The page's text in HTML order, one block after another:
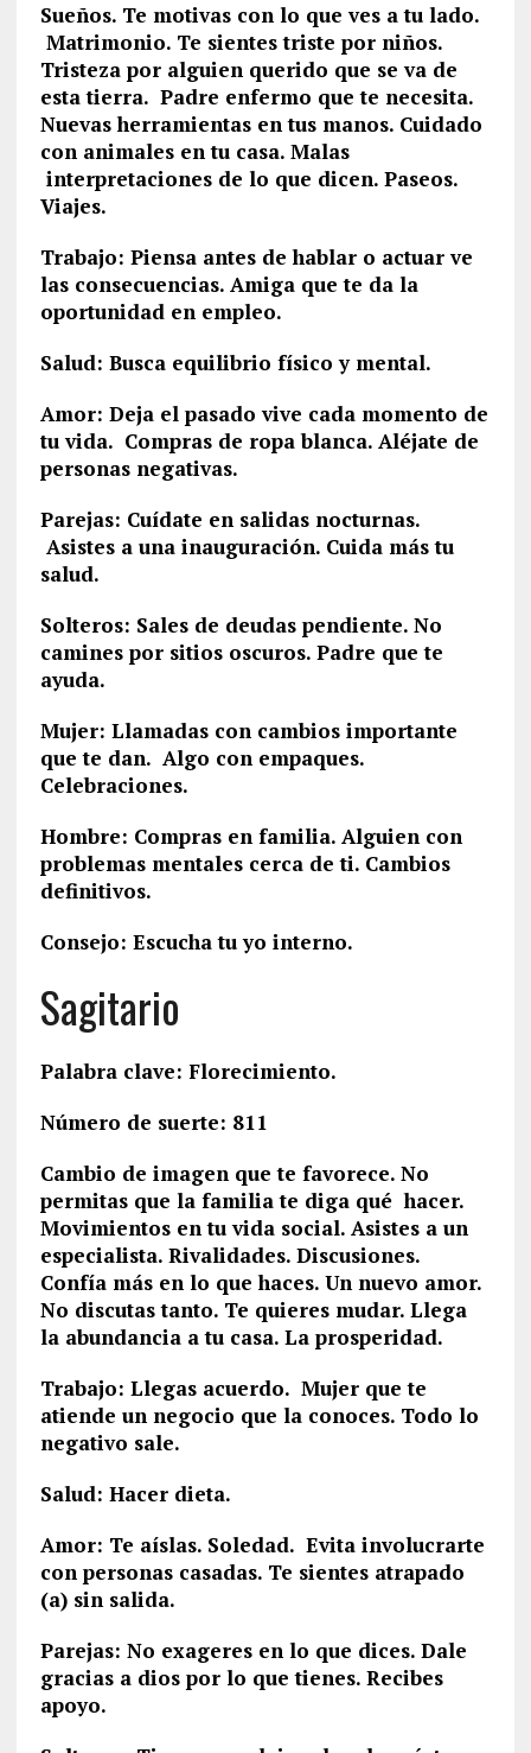
Sueños. Te motivas con lo que ves a tu lado.
Matrimonio. Te sientes triste por niños.
Tristeza por alguien querido que se va de
esta tierra. Padre enfermo que te necesita.
Nuevas herramientas en tus manos. Cuidado
con animales en tu casa. Malas
interpretaciones de lo que dicen. Paseos.
Viajes.
Trabajo: Piensa antes de hablar o actuar ve
las consecuencias. Amiga que te da la
oportunidad en empleo.
Salud: Busca equilibrio físico y mental.
Amor: Deja el pasado vive cada momento de
tu vida. Compras de ropa blanca. Aléjate de
personas negativas.
Parejas: Cuídate en salidas nocturnas.
Asistes a una inauguración. Cuida más tu
salud.
Solteros: Sales de deudas pendiente. No
camines por sitios oscuros. Padre que te
ayuda.
Mujer: Llamadas con cambios importante
que te dan. Algo con empaques.
Celebraciones.
Hombre: Compras en familia. Alguien con
problemas mentales cerca de ti. Cambios
definitivos.
Consejo: Escucha tu yo interno.
Sagitario
Palabra clave: Florecimiento.
Número de suerte: 811
Cambio de imagen que te favorece. No
permitas que la familia te diga qué hacer.
Movimientos en tu vida social. Asistes a un
especialista. Rivalidades. Discusiones.
Confía más en lo que haces. Un nuevo amor.
No discutas tanto. Te quieres mudar. Llega
la abundancia a tu casa. La prosperidad.
Trabajo: Llegas acuerdo. Mujer que te
atiende un negocio que la conoces. Todo lo
negativo sale.
Salud: Hacer dieta.
Amor: Te aíslas. Soledad. Evita involucrarte
con personas casadas. Te sientes atrapado
(a) sin salida.
Parejas: No exageres en lo que dices. Dale
gracias a dios por lo que tienes. Recibes
apoyo.